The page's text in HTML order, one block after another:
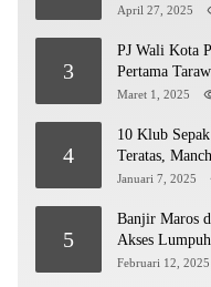
April 27, 2025
3
PJ Wali Kota
Pertama
Maret 1, 2025
4
10 Klub
Teratas,
Januari 7, 2025
5
Banjir Maros
Akses Lumpuh
Februari 12, 2025